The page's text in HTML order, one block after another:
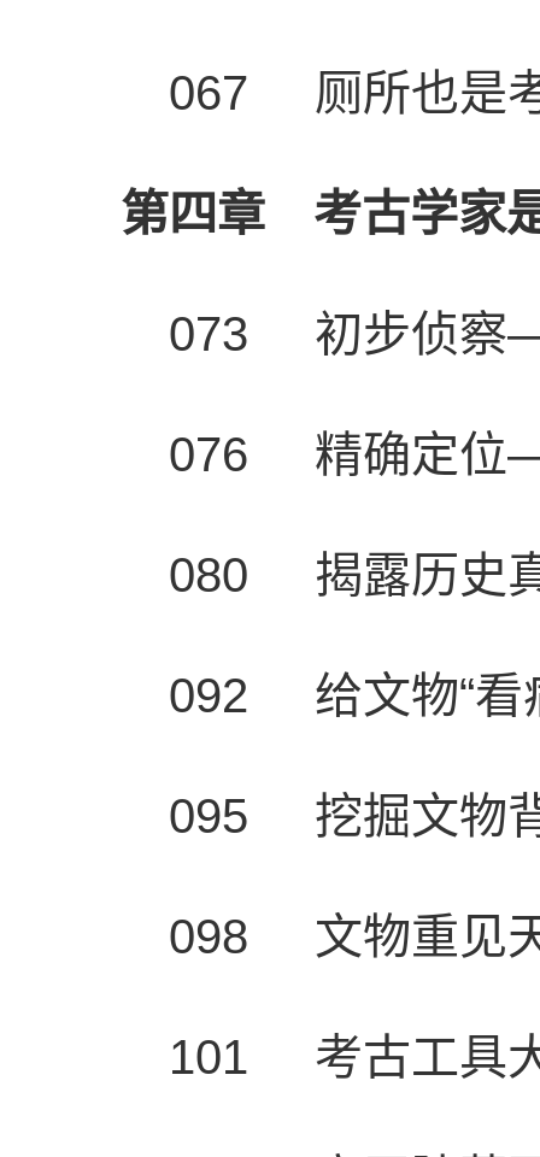
067 厕所也是
第四章 考古学家
073 初步侦察
076 精确定位
080 揭露历史
092 给文物“看
095 挖掘文物
098 文物重见
101 考古工具